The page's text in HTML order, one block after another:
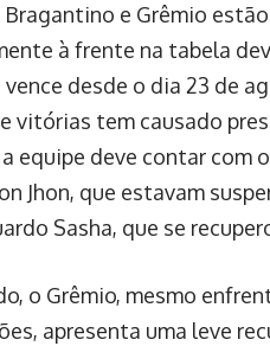
e Grêmio
à frente na tabela
desde o dia 23 de
vitórias tem causado
equipe deve contar com
Jhon, que estavam
Sasha, que se
o Grêmio, mesmo
apresenta uma leve